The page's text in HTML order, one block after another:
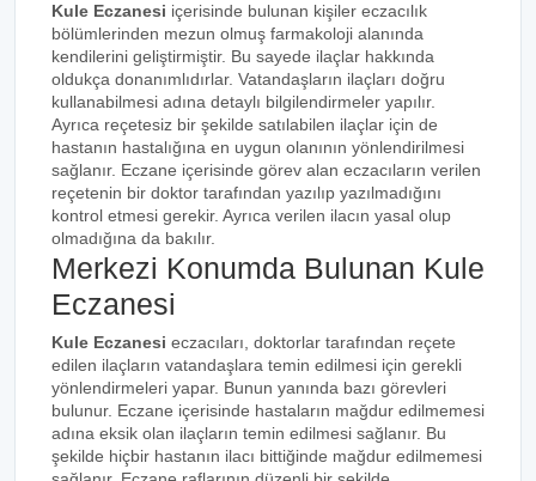
Kule Eczanesi içerisinde bulunan kişiler eczacılık
bölümlerinden mezun olmuş farmakoloji alanında
kendilerini geliştirmiştir. Bu sayede ilaçlar hakkında
oldukça donanımlıdırlar. Vatandaşların ilaçları doğru
kullanabilmesi adına detaylı bilgilendirmeler yapılır.
Ayrıca reçetesiz bir şekilde satılabilen ilaçlar için de
hastanın hastalığına en uygun olanının yönlendirilmesi
sağlanır. Eczane içerisinde görev alan eczacıların verilen
reçetenin bir doktor tarafından yazılıp yazılmadığını
kontrol etmesi gerekir. Ayrıca verilen ilacın yasal olup
olmadığına da bakılır.
Merkezi Konumda Bulunan Kule
Eczanesi
Kule Eczanesi eczacıları, doktorlar tarafından reçete
edilen ilaçların vatandaşlara temin edilmesi için gerekli
yönlendirmeleri yapar. Bunun yanında bazı görevleri
bulunur. Eczane içerisinde hastaların mağdur edilmemesi
adına eksik olan ilaçların temin edilmesi sağlanır. Bu
şekilde hiçbir hastanın ilacı bittiğinde mağdur edilmemesi